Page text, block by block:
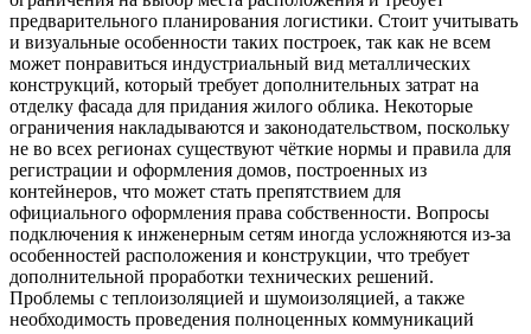
предварительного планирования логистики. Стоит учитывать
и визуальные особенности таких построек, так как не всем
может понравиться индустриальный вид металлических
конструкций, который требует дополнительных затрат на
отделку фасада для придания жилого облика. Некоторые
ограничения накладываются и законодательством, поскольку
не во всех регионах существуют чёткие нормы и правила для
регистрации и оформления домов, построенных из
контейнеров, что может стать препятствием для
официального оформления права собственности. Вопросы
подключения к инженерным сетям иногда усложняются из-за
особенностей расположения и конструкции, что требует
дополнительной проработки технических решений.
Проблемы с теплоизоляцией и шумоизоляцией, а также
необходимость проведения полноценных коммуникаций